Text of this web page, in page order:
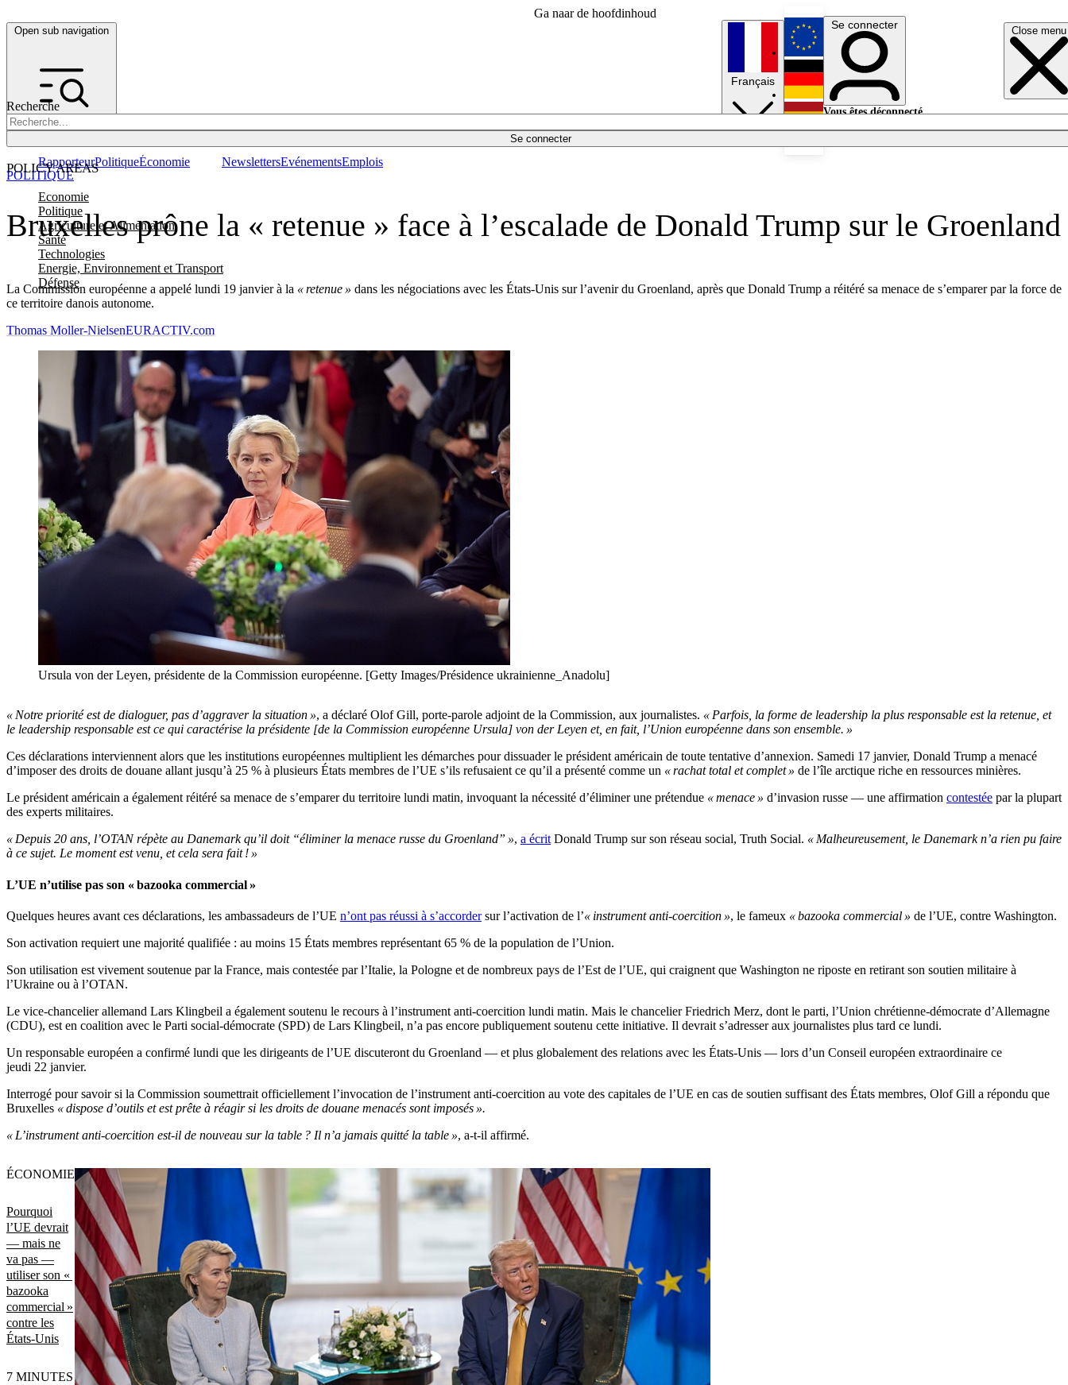
Ga naar de hoofdinhoud
Open sub navigation Close menu
Recherche
Se connecter
POLICY AREAS
Economie
Politique
Agriculture et Alimentation
Santé
Technologies
Energie, Environnement et Transport
Défense
RapporteurPolitiqueÉconomie NewslettersEvénementsEmplois
Français
English
Deutsch
Se connecter
Vous êtes déconnecté.
Bruxelles prône la « retenue » face à l’escalade de Donald Trump sur le Groenland
La Commission européenne a appelé lundi 19 janvier à la « retenue » dans les négociations avec les États-Unis sur l’avenir du Groenland, après que Donald Trump a réitéré sa menace de s’emparer par la force de
ce territoire danois autonome.
POLITIQUE
Thomas Moller-NielsenEURACTIV.com
Ursula von der Leyen, présidente de la Commission européenne. [Getty Images/Présidence ukrainienne_Anadolu]
« Notre priorité est de dialoguer, pas d’aggraver la situation », a déclaré Olof Gill, porte-parole adjoint de la Commission, aux journalistes. « Parfois, la forme de leadership la plus responsable est la retenue, et
le leadership responsable est ce qui caractérise la présidente [de la Commission européenne Ursula] von der Leyen et, en fait, l’Union européenne dans son ensemble. »
Ces déclarations interviennent alors que les institutions européennes multiplient les démarches pour dissuader le président américain de toute tentative d’annexion. Samedi 17 janvier, Donald Trump a menacé
d’imposer des droits de douane allant jusqu’à 25 % à plusieurs États membres de l’UE s’ils refusaient ce qu’il a présenté comme un « rachat total et complet » de l’île arctique riche en ressources minières.
Le président américain a également réitéré sa menace de s’emparer du territoire lundi matin, invoquant la nécessité d’éliminer une prétendue « menace » d’invasion russe — une affirmation contestée par la plupart
des experts militaires.
« Depuis 20 ans, l’OTAN répète au Danemark qu’il doit “éliminer la menace russe du Groenland” », a écrit Donald Trump sur son réseau social, Truth Social. « Malheureusement, le Danemark n’a rien pu faire
à ce sujet. Le moment est venu, et cela sera fait ! »
L’UE n’utilise pas son « bazooka commercial »
Quelques heures avant ces déclarations, les ambassadeurs de l’UE n’ont pas réussi à s’accordersur l’activation de l’« instrument anti-coercition », le fameux « bazooka commercial » de l’UE, contre Washington.
Son activation requiert une majorité qualifiée : au moins 15 États membres représentant 65 % de la population de l’Union.
Son utilisation est vivement soutenue par la France, mais contestée par l’Italie, la Pologne et de nombreux pays de l’Est de l’UE, qui craignent que Washington ne riposte en retirant son soutien militaire à
l’Ukraine ou à l’OTAN.
Le vice-chancelier allemand Lars Klingbeil a également soutenu le recours à l’instrument anti-coercition lundi matin. Mais le chancelier Friedrich Merz, dont le parti, l’Union chrétienne-démocrate d’Allemagne
(CDU), est en coalition avec le Parti social-démocrate (SPD) de Lars Klingbeil, n’a pas encore publiquement soutenu cette initiative. Il devrait s’adresser aux journalistes plus tard ce lundi.
Un responsable européen a confirmé lundi que les dirigeants de l’UE discuteront du Groenland — et plus globalement des relations avec les États-Unis — lors d’un Conseil européen extraordinaire ce
jeudi 22 janvier.
Interrogé pour savoir si la Commission soumettrait officiellement l’invocation de l’instrument anti-coercition au vote des capitales de l’UE en cas de soutien suffisant des États membres, Olof Gill a répondu que
Bruxelles « dispose d’outils et est prête à réagir si les droits de douane menacés sont imposés ».
« L’instrument anti-coercition est-il de nouveau sur la table ? Il n’a jamais quitté la table », a-t-il affirmé.
Pourquoi
l’UE devrait
— mais ne
va pas —
utiliser son «
bazooka
commercial »
contre les
États-Unis
ÉCONOMIE
7 MINUTES